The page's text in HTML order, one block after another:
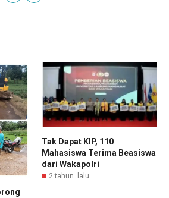
Tak Dapat KIP, 110
Mahasiswa Terima Beasiswa
dari Wakapolri
2 tahun lalu